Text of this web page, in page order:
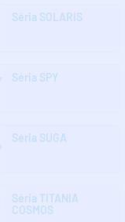
Séria SOLARIS
Séria SPY
Séria SUGA
Séria TITANIA
COSMOS